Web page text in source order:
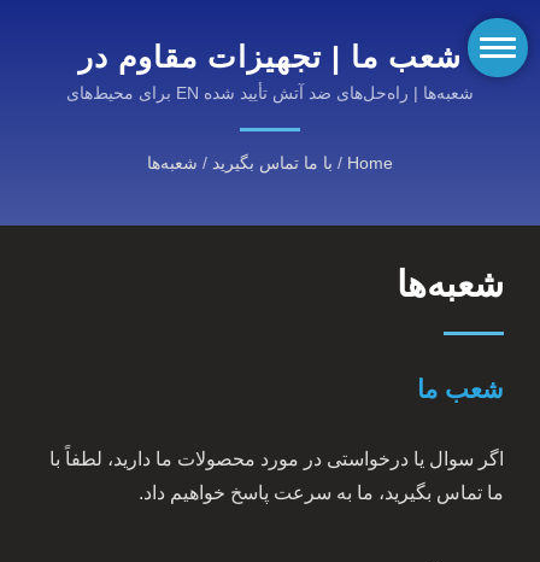
شعب ما | تجهیزات مقاوم در
برابر آتش با عملکرد بالا از
KANOX®: دسته‌های ما را
کشف کنید
شعبه‌ها | راه‌حل‌های ضد آتش تأیید شده EN برای محیط‌های
Home
/ با ما تماس بگیرید / شعبه‌ها
شعبه‌ها
شعب ما
اگر سوال یا درخواستی در مورد محصولات ما دارید، لطفاً با
ما تماس بگیرید، ما به سرعت پاسخ خواهیم داد.